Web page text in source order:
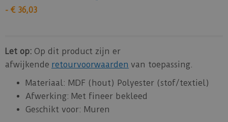
- € 36,03
Let op: Op dit product zijn er
afwijkende retourvoorwaarden van toepassing.
Materiaal: MDF (hout) Polyester (stof/textiel)
Afwerking: Met fineer bekleed
Geschikt voor: Muren